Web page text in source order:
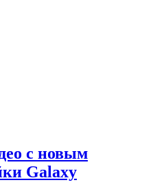
c новым
Galaxy